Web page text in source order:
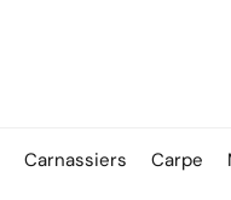
Carnassiers Carpe